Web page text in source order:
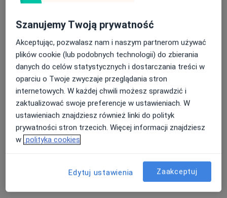
250 zł - 359 zł Szczegóły
Konsultacja internistyczna
Od 242 zł Szczegóły
Holter EKG
200 zł Szczegóły
Próba wysiłkowa
250 zł - 324 zł Szczegóły
W jaki sposób ustalane są ceny?
Szanujemy Twoją prywatność
Akceptując, pozwalasz nam i naszym partnerom używać
plików cookie (lub podobnych technologii) do zbierania
danych do celów statystycznych i dostarczania treści w
oparciu o Twoje zwyczaje przeglądania stron
internetowych. W każdej chwili możesz sprawdzić i
zaktualizować swoje preferencje w ustawieniach. W
ustawieniach znajdziesz również linki do polityk
prywatności stron trzecich. Więcej informacji znajdziesz
w polityka cookies
Edytuj ustawienia Zaakceptuj